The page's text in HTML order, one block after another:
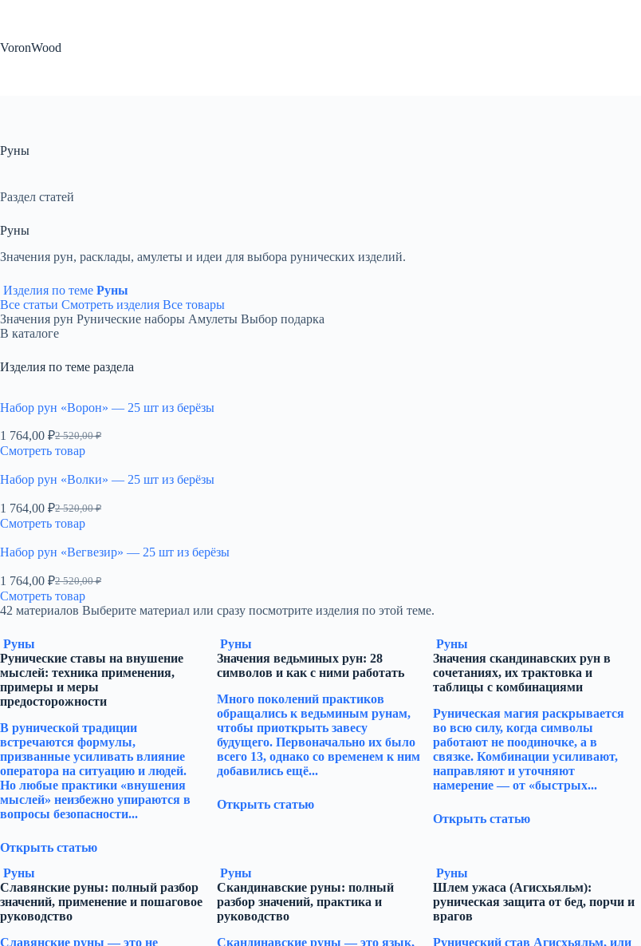
VoronWood
Руны
Раздел статей
Руны
Значения рун, расклады, амулеты и идеи для выбора рунических изделий.
Изделия по теме Руны
Все статьи Смотреть изделия Все товары
Значения рун Рунические наборы Амулеты Выбор подарка
В каталоге
Изделия по теме раздела
Набор рун «Ворон» — 25 шт из берёзы
2 520,00₽
Первоначальная
цена
2
520,00 ₽.
1 764,00 ₽
Текущая
цена:
764,00 ₽.
Смотреть товар
Набор рун «Волки» — 25 шт из берёзы
2 520,00₽
Первоначальная
цена
2
520,00 ₽.
1 764,00 ₽
Текущая
цена:
764,00 ₽.
Смотреть товар
Набор рун «Вегвезир» — 25 шт из берёзы
2 520,00₽
Первоначальная
цена
составляла
1 764,00 ₽
Текущая
цена:
1
Смотреть товар
42 материалов Выберите материал или сразу посмотрите изделия по этой теме.
Руны
Рунические ставы на внушение
мыслей: техника применения,
примеры и меры
предосторожности
В рунической традиции
встречаются формулы,
призванные усиливать влияние
оператора на ситуацию и людей.
Но любые практики «внушения
мыслей» неизбежно упираются в
вопросы безопасности...
Открыть статью
Руны
Значения ведьминых рун: 28
символов и как с ними работать
Много поколений практиков
обращались к ведьминым рунам,
чтобы приоткрыть завесу
будущего. Первоначально их было
всего 13, однако со временем к ним
добавились ещё...
Открыть статью
Руны
Значения скандинавских рун в
сочетаниях, их трактовка и
таблицы с комбинациями
Руническая магия раскрывается
во всю силу, когда символы
работают не поодиночке, а в
связке. Комбинации усиливают,
направляют и уточняют
намерение — от «быстрых...
Открыть статью
Руны
Славянские руны: полный разбор
значений, применение и пошаговое
руководство
Славянские руны — это не
Руны
Скандинавские руны: полный
разбор значений, практика и
руководство
Скандинавские руны — это язык,
Руны
Шлем ужаса (Агисхьяльм):
руническая защита от бед, порчи и
врагов
Рунический став Агисхьяльм, или